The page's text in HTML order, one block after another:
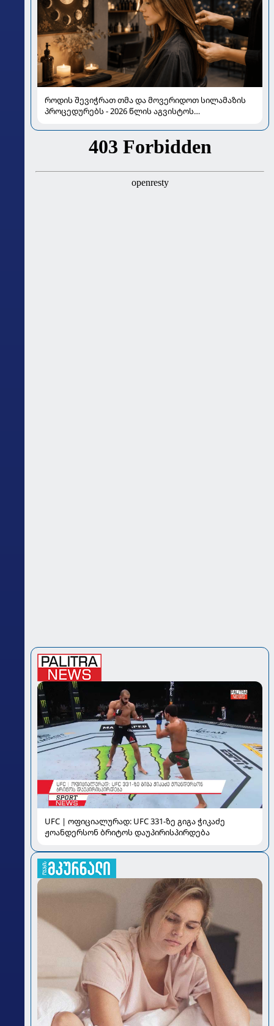
როდის შევიჭრათ თმა და მოვერიდოთ სილამაზის
პროცედურებს - 2026 წლის აგვისტოს
UFC | ოფიციალურად: UFC 331-ზე გიგა ჭიკაძე
ჟოანდერსონ ბრიტოს დაუპირისპირდება